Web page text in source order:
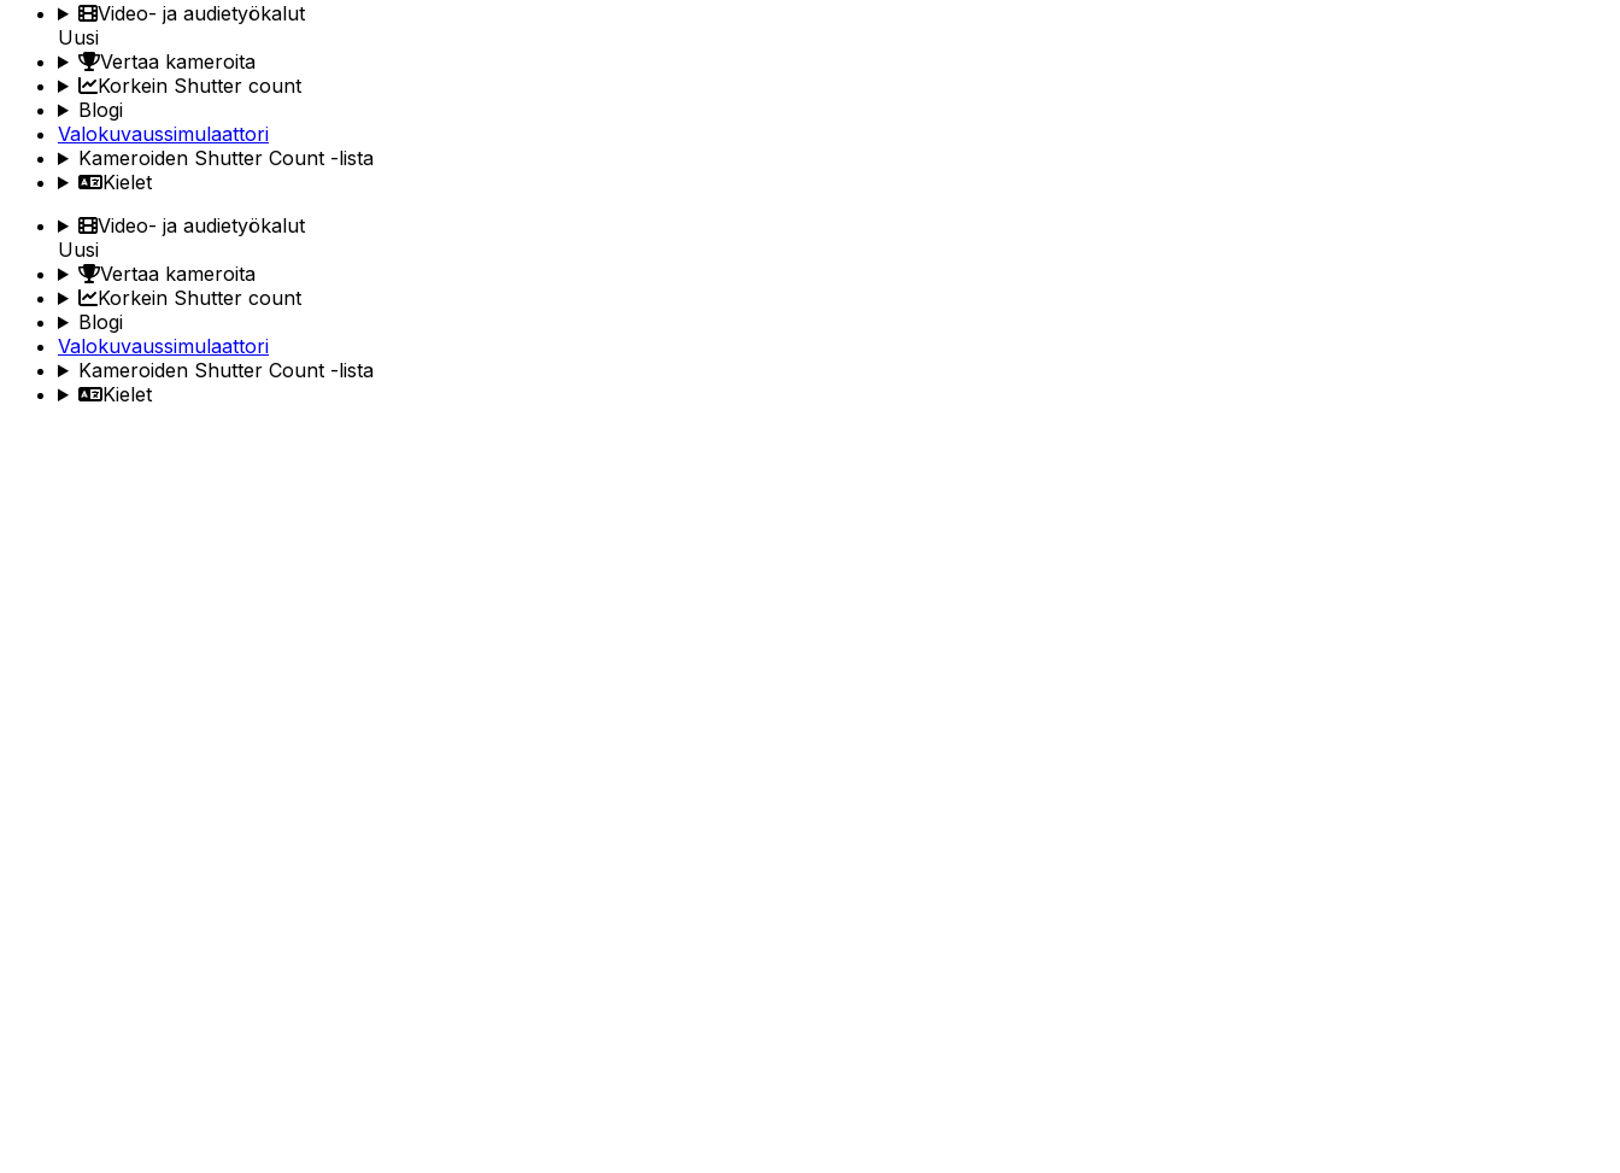
Video- ja audietyökalut
Uusi
Vertaa kameroita
Korkein Shutter count
Blogi
Valokuvaussimulaattori
Kameroiden Shutter Count -lista
Kielet
Video- ja audietyökalut
Uusi
Vertaa kameroita
Korkein Shutter count
Blogi
Valokuvaussimulaattori
Kameroiden Shutter Count -lista
Kielet